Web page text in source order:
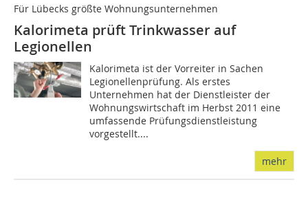
Für Lübecks größte Wohnungsunternehmen
Kalorimeta prüft Trinkwasser auf
Legionellen
Kalorimeta ist der Vorreiter in Sachen
Legionellenprüfung. Als erstes
Unternehmen hat der Dienstleister der
Wohnungswirtschaft im Herbst 2011 eine
umfassende Prüfungsdienstleistung
vorgestellt....
mehr